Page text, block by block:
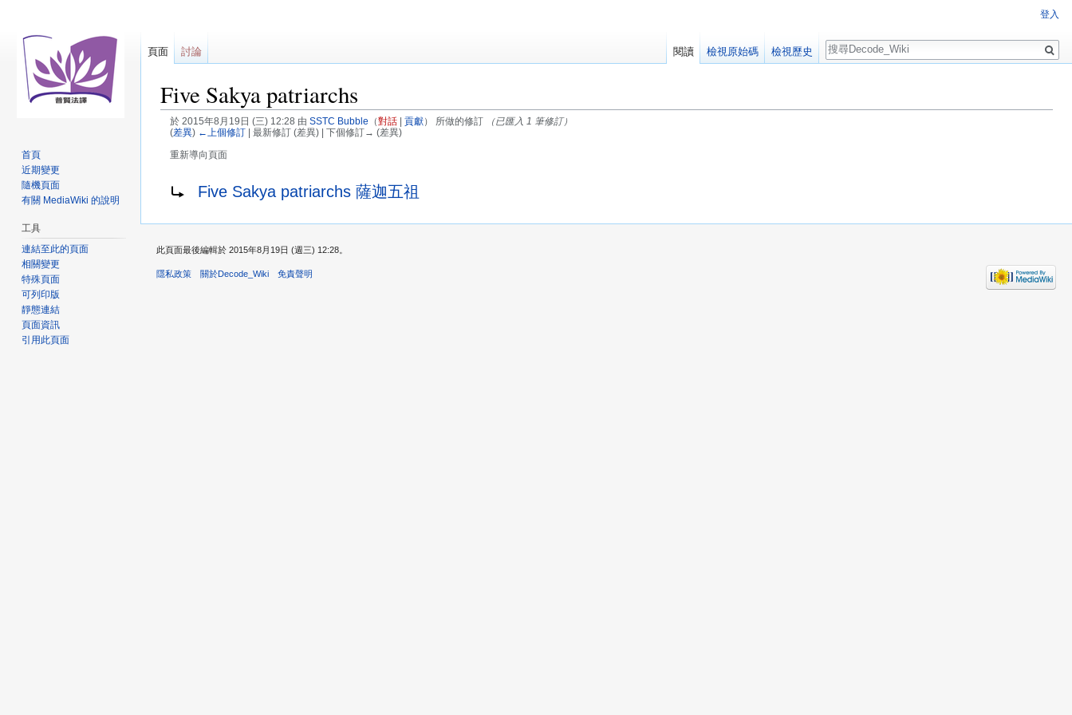
Five Sakya patriarchs
於 2015年8月19日 (三) 12:28 由 SSTC Bubble （對話| 貢獻） 所做的修訂
（已匯入 1 筆修訂）
(差異) ←上個修訂| 最新修訂 (差異) | 下個修訂→ (差異)
重新導向頁面
重新導向至：Five Sakya patriarchs 薩迦五祖
登入
頁面 討論 閱讀 檢視原始碼 檢視歷史
搜
尋
首頁
近期變更
隨機頁面
有關 MediaWiki 的說明
工具
連結至此的頁面
相關變更
特殊頁面
可列印版
靜態連結
頁面資訊
引用此頁面
此頁面最後編輯於 2015年8月19日 (週三) 12:28。
隱私政策 關於Decode_Wiki 免責聲明